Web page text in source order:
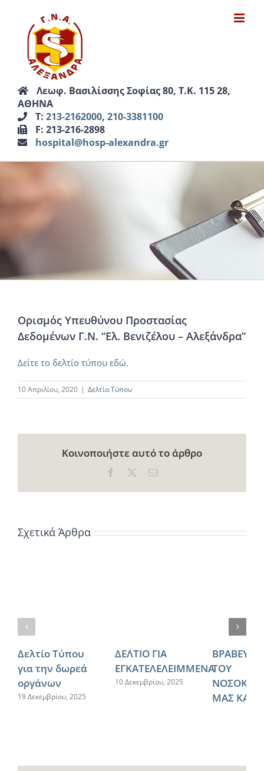
περιεχόμενο
Λεωφ. Βασιλίσσης Σοφίας 80, Τ.Κ. 115 28,
ΑΘΗΝΑ
Τ: 213-2162000, 210-3381100
F: 213-216-2898
hospital@hosp-alexandra.gr
Ορισμός Υπευθύνου Προστασίας
Δεδομένων Γ.Ν. “Ελ. Βενιζέλου – Αλεξάνδρα”
Δείτε το δελτίο τύπου εδώ.
10 Απριλίου, 2020 | Δελτία Τύπου
Κοινοποιήστε αυτό το άρθρο
Facebook Email
Σχετικά Άρθρα
Δελτίο Τύπου
για την δωρεά
οργάνων
19 Δεκεμβρίου, 2025
ΔΕΛΤΙΟ ΓΙΑ
ΕΓΚΑΤΕΛΕΛΕΙΜΜΕΝΑ
10 Δεκεμβρίου, 2025
ΒΡΑΒΕΥΣΗ
ΤΟΥ
ΜΑΣ ΚΑΙ